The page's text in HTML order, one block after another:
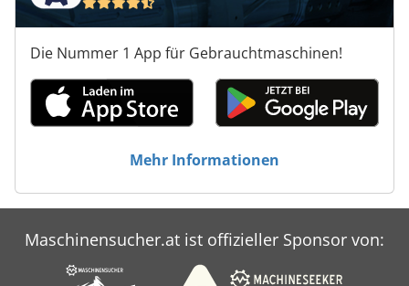
Die Nummer 1 App für Gebrauchtmaschinen!
Mehr Informationen
Maschinensucher.at ist offizieller Sponsor von: